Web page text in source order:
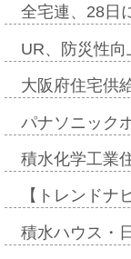
全宅連、28日
UR、防災性
大阪府住宅供
パナソニック
積水化学工業
【トレンド
積水ハウス・